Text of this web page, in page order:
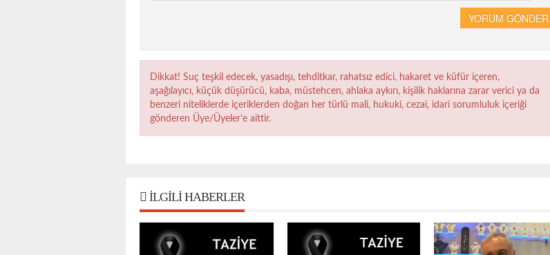
YORUM GÖNDER
Dikkat! Suç teşkil edecek, yasadışı, tehditkar, rahatsız edici, hakaret ve küfür içeren,
aşağılayıcı, küçük düşürücü, kaba, müstehcen, ahlaka aykırı, kişilik haklarına zarar verici ya da
benzeri niteliklerde içeriklerden doğan her türlü mali, hukuki, cezai, idari sorumluluk içeriği
gönderen Üye/Üyeler’e aittir.
İLGILI HABERLER